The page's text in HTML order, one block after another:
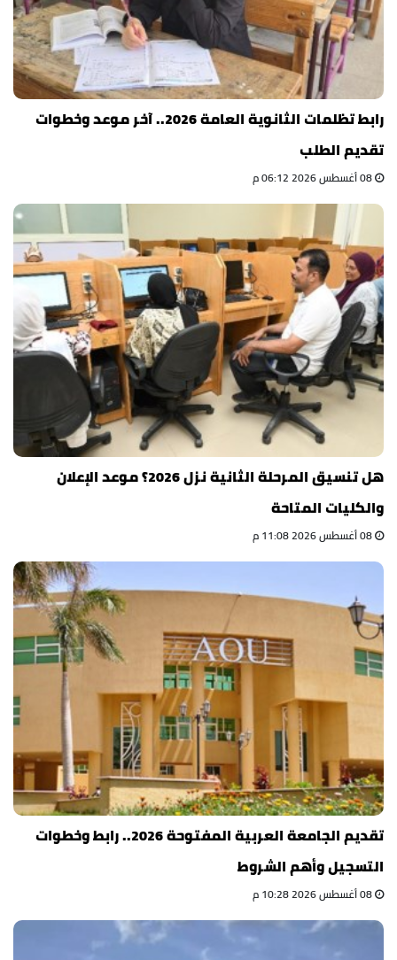
رابط تظلمات الثانوية العامة 2026.. آخر موعد وخطوات
تقديم الطلب
هل تنسيق المرحلة الثانية نزل 2026؟ موعد الإعلان
والكليات المتاحة
تقديم الجامعة العربية المفتوحة 2026.. رابط وخطوات
التسجيل وأهم الشروط